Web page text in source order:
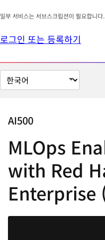
일부 서비스는 서브스크립션이 필요합니다.
로그인 또는 등록하기
페
이
AI500
MLOps
with Red
Enterprise